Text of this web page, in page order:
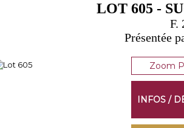
LOT 605 -
F.
Présentée
Zoom
INFOS /